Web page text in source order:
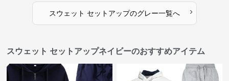
スウェット セットアップのグレー一覧へ ›
スウェット セットアップネイビーのおすすめアイテム